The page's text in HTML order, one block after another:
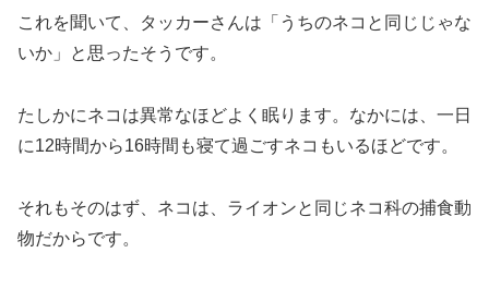
これを聞いて、タッカーさんは「うちのネコと同じじゃな
いか」と思ったそうです。
たしかにネコは異常なほどよく眠ります。なかには、一日
に12時間から16時間も寝て過ごすネコもいるほどです。
それもそのはず、ネコは、ライオンと同じネコ科の捕食動
物だからです。